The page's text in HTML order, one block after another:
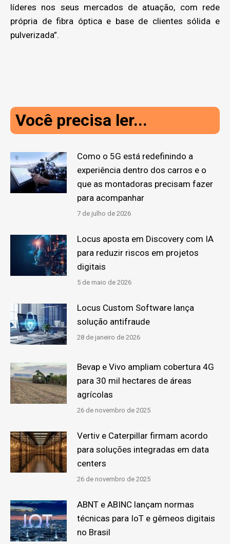
líderes nos seus mercados de atuação, com rede
própria de fibra óptica e base de clientes sólida e
pulverizada”.
Você precisa ler...
Como o 5G está redefinindo a
experiência dentro dos carros e o
que as montadoras precisam fazer
para acompanhar
7 de julho de 2026
Locus aposta em Discovery com IA
para reduzir riscos em projetos
digitais
5 de maio de 2026
Locus Custom Software lança
solução antifraude
28 de janeiro de 2026
Bevap e Vivo ampliam cobertura 4G
para 30 mil hectares de áreas
agrícolas
26 de novembro de 2025
Vertiv e Caterpillar firmam acordo
para soluções integradas em data
centers
26 de novembro de 2025
ABNT e ABINC lançam normas
técnicas para IoT e gêmeos digitais
no Brasil